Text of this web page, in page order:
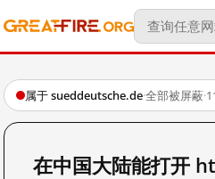
属于 sueddeutsche.de·全部被屏蔽·
在中国大陆能打开